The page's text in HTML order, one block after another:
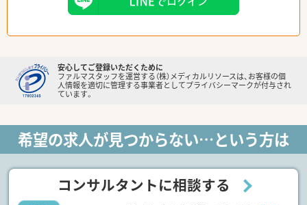
安心してご登録いただくために
ファルマスタッフを運営する（株）メディカルリソースは、お客様の個
人情報を適切に管理する事業者としてプライバシーマークが付与され
ています。
希望の求人が見つからない…という方は
コンサルタントに相談する